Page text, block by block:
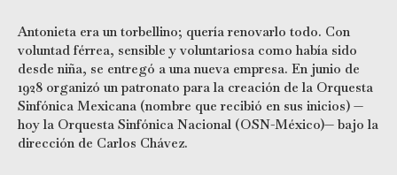
Antonieta era un torbellino; quería renovarlo todo. Con
voluntad férrea, sensible y voluntariosa como había sido
desde niña, se entregó a una nueva empresa. En junio de
1928 organizó un patronato para la creación de la Orquesta
Sinfónica Mexicana (nombre que recibió en sus inicios) —
hoy la Orquesta Sinfónica Nacional (OSN-México)— bajo la
dirección de Carlos Chávez.